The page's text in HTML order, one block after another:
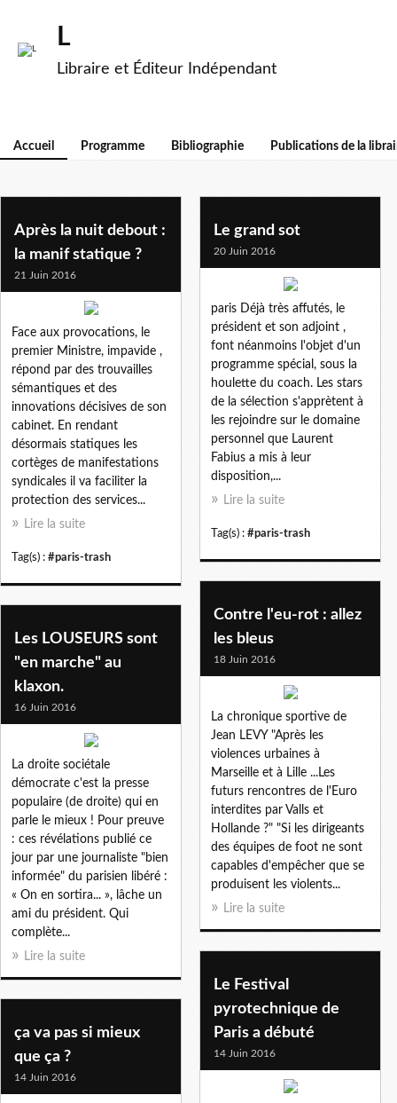
L
Libraire et Éditeur Indépendant
Accueil Programme Bibliographie Publications de la
Après la nuit debout :
la manif statique ?
21 Juin 2016
Face aux provocations, le
premier Ministre, impavide ,
répond par des trouvailles
sémantiques et des
innovations décisives de son
cabinet. En rendant
désormais statiques les
cortèges de manifestations
syndicales il va faciliter la
protection des services...
Lire la suite
Tag(s) : #paris-trash
Le grand sot
20 Juin 2016
paris Déjà très affutés, le
président et son adjoint ,
font néanmoins l'objet d'un
programme spécial, sous la
houlette du coach. Les stars
de la sélection s'apprètent à
les rejoindre sur le domaine
personnel que Laurent
Fabius a mis à leur
disposition,...
Lire la suite
Tag(s) : #paris-trash
Contre l'eu-rot : allez
les bleus
18 Juin 2016
La chronique sportive de
Jean LEVY "Après les
violences urbaines à
Marseille et à Lille ...Les
futurs rencontres de l'Euro
interdites par Valls et
Hollande ?" "Si les dirigeants
des équipes de foot ne sont
capables d'empêcher que se
produisent les violents...
Lire la suite
Les LOUSEURS sont
"en marche" au
klaxon.
16 Juin 2016
La droite sociétale
démocrate c'est la presse
populaire (de droite) qui en
parle le mieux ! Pour preuve
: ces révélations publié ce
jour par une journaliste "bien
informée" du parisien libéré :
« On en sortira... », lâche un
ami du président. Qui
complète...
Lire la suite
Le Festival
pyrotechnique de
Paris a débuté
14 Juin 2016
ça va pas si mieux
que ça ?
14 Juin 2016